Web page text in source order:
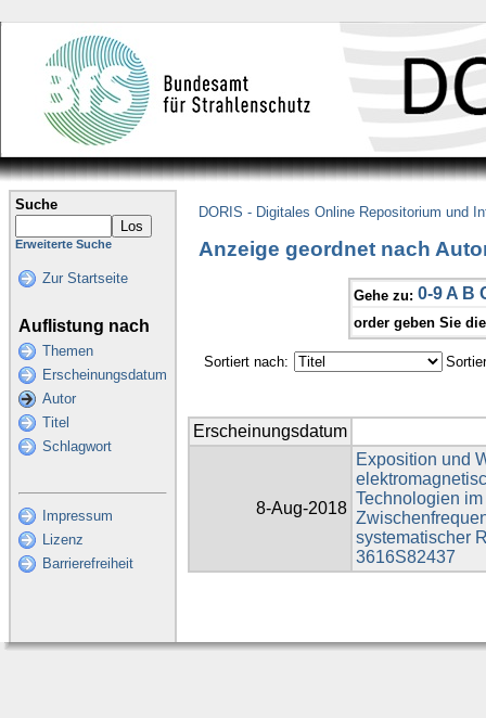
Suche
Erweiterte Suche
Zur Startseite
Auflistung nach
Themen
Erscheinungsdatum
Autor
Titel
Schlagwort
Impressum
Lizenz
Barrierefreiheit
DORIS - Digitales Online Repositorium und
Anzeige geordnet nach
Gehe zu: 0-9 A B
order geben Sie
Sortiert nach:
Erscheinungsdatum
8-Aug-2018
Exposition und
Technologien im
systematischer
3616S82437